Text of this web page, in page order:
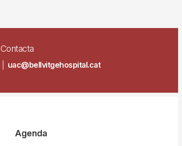
Contacta
uac@bellvitgehospital.cat
Agenda